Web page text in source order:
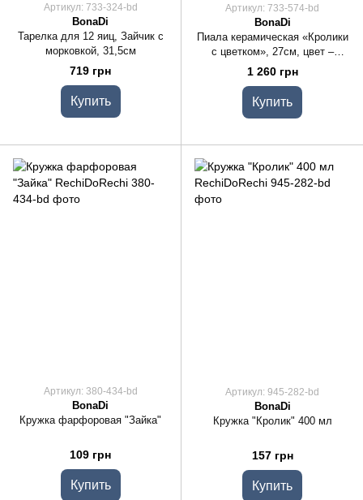
Артикул: 733-324-bd
BonaDi
Тарелка для 12 яиц, Зайчик с
морковкой, 31,5см
719 грн
Купить
Артикул: 733-574-bd
BonaDi
Пиала керамическая «Кролики
с цветком», 27см, цвет –
розовый
1 260 грн
Купить
Артикул: 380-434-bd
BonaDi
Кружка фарфоровая "Зайка"
109 грн
Купить
Артикул: 945-282-bd
BonaDi
Кружка "Кролик" 400 мл
157 грн
Купить